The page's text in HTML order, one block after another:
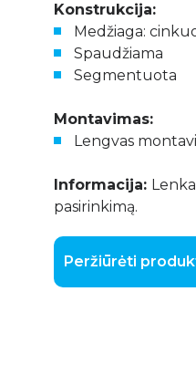
Konstrukcija:
Medžiaga:
Spaudžiama
Segmentuota
Montavimas:
Lengvas
Informacija:
pasirinkimą.
Peržiūrėti